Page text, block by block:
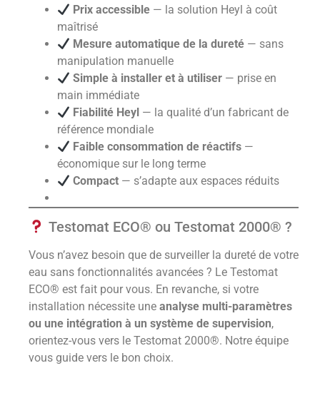
Prix accessible — la solution Heyl à coût
maîtrisé
Mesure automatique de la dureté — sans
manipulation manuelle
Simple à installer et à utiliser — prise en
main immédiate
Fiabilité Heyl — la qualité d’un fabricant de
référence mondiale
Faible consommation de réactifs —
économique sur le long terme
Compact — s’adapte aux espaces réduits
Testomat ECO® ou Testomat 2000® ?
Vous n’avez besoin que de surveiller la dureté de votre
eau sans fonctionnalités avancées ? Le Testomat
ECO® est fait pour vous. En revanche, si votre
installation nécessite une analyse multi-paramètres
ou une intégration à un système de supervision,
orientez-vous vers le Testomat 2000®. Notre équipe
vous guide vers le bon choix.